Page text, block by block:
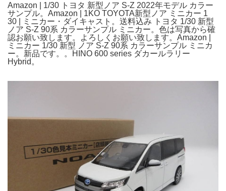
Amazon | 1/30 トヨタ 新型ノア S-Z 2022年モデル カラー
サンプル。Amazon | 1KO TOYOTA新型ノア ミニカー 1
30 | ミニカー・ダイキャスト。送料込み トヨタ 1/30 新型
ノア S-Z 90系 カラーサンプル ミニカー。色は写真から確
認お願い致します。よろしくお願い致します。Amazon |
ミニカー 1/30 新型 ノア S-Z 90系 カラーサンプル ミニカ
ー。新品です。。HINO 600 series ダカールラリー
Hybrid。